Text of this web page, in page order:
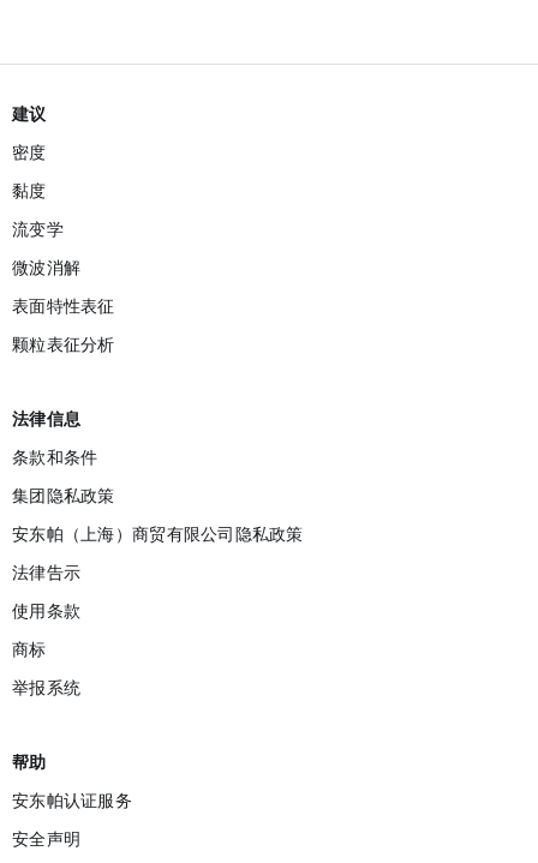
建议
密度
黏度
流变学
微波消解
表面特性表征
颗粒表征分析
法律信息
条款和条件
集团隐私政策
安东帕（上海）商贸有限公司隐私政策
法律告示
使用条款
商标
举报系统‌
帮助
安东帕认证服务
安全声明